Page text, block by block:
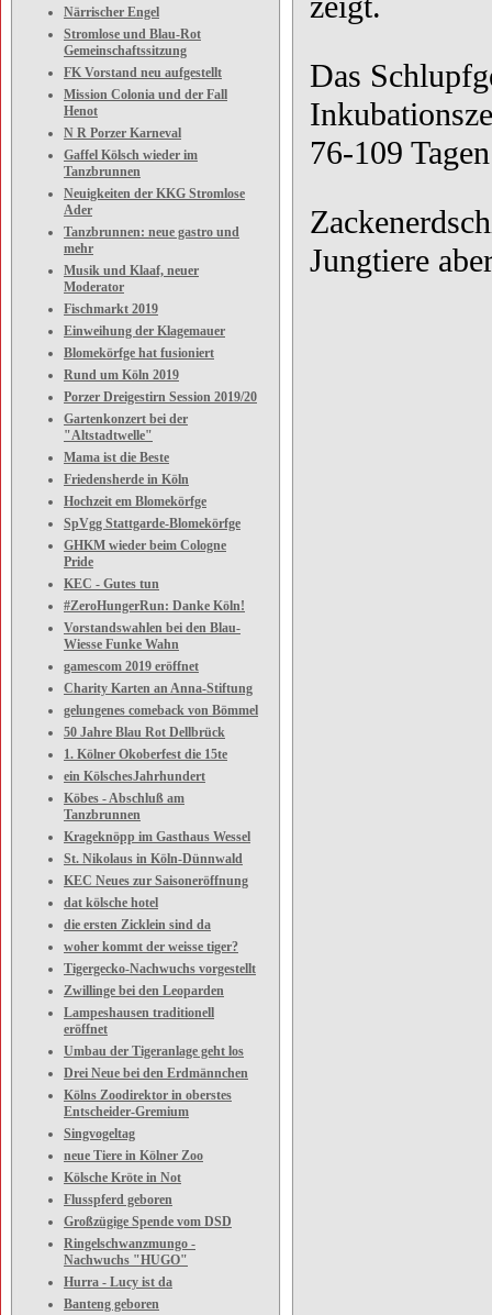
Närrischer Engel
Stromlose und Blau-Rot
Gemeinschaftssitzung
FK Vorstand neu aufgestellt
Mission Colonia und der Fall
Henot
N R Porzer Karneval
Gaffel Kölsch wieder im
Tanzbrunnen
Neuigkeiten der KKG Stromlose
Ader
Tanzbrunnen: neue gastro und
mehr
Musik und Klaaf, neuer
Moderator
Fischmarkt 2019
Einweihung der Klagemauer
Blomekörfge hat fusioniert
Rund um Köln 2019
Porzer Dreigestirn Session 2019/20
Gartenkonzert bei der
"Altstadtwelle"
Mama ist die Beste
Friedensherde in Köln
Hochzeit em Blomekörfge
SpVgg Stattgarde-Blomekörfge
GHKM wieder beim Cologne
Pride
KEC - Gutes tun
#ZeroHungerRun: Danke Köln!
Vorstandswahlen bei den Blau-
Wiesse Funke Wahn
gamescom 2019 eröffnet
Charity Karten an Anna-Stiftung
gelungenes comeback von Bömmel
50 Jahre Blau Rot Dellbrück
1. Kölner Okoberfest die 15te
ein KölschesJahrhundert
Köbes - Abschluß am
Tanzbrunnen
Krageknöpp im Gasthaus Wessel
St. Nikolaus in Köln-Dünnwald
KEC Neues zur Saisoneröffnung
dat kölsche hotel
die ersten Zicklein sind da
woher kommt der weisse tiger?
Tigergecko-Nachwuchs vorgestellt
Zwillinge bei den Leoparden
Lampeshausen traditionell
eröffnet
Umbau der Tigeranlage geht los
Drei Neue bei den Erdmännchen
Kölns Zoodirektor in oberstes
Entscheider-Gremium
Singvogeltag
neue Tiere in Kölner Zoo
Kölsche Kröte in Not
Flusspferd geboren
Großzügige Spende vom DSD
Ringelschwanzmungo -
Nachwuchs "HUGO"
Hurra - Lucy ist da
Banteng geboren
Das
76-109
Jungtiere